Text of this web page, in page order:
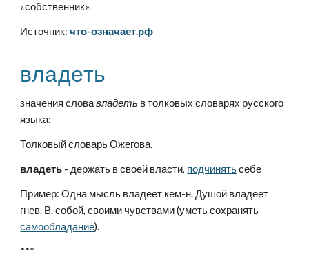
«собственник».
Источник: что-означает.рф
владеть
значения слова владеть в толковых словарях русского
языка:
Толковый словарь Ожегова.
владеть - держать в своей власти, подчинять себе
Пример: Одна мысль владеет кем-н. Душой владеет
самообладание).
***